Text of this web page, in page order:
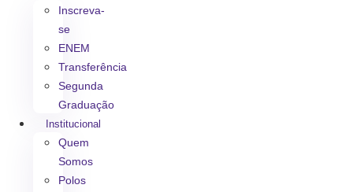
Inscreva-
se
ENEM
Transferência
Segunda
Graduação
Institucional
Quem
Somos
Polos